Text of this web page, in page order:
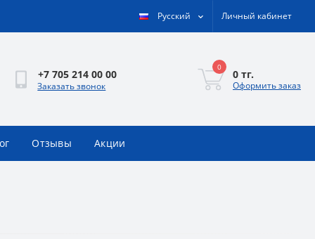
Русский Личный кабинет
+7 705 214 00 00
Заказать звонок
0
0 тг.
Оформить заказ
Отзывы Акции